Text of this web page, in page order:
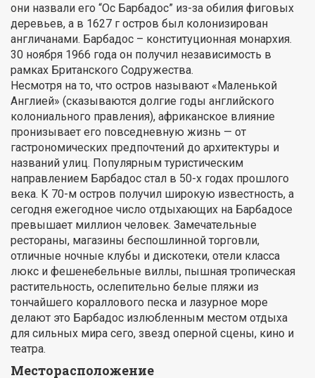
они назвали его “Ос Барбадос” из-за обилия фиговых
деревьев, а в 1627 г остров был колонизирован
англичанами. Барбадос – конституционная монархия.
30 ноября 1966 года он получил независимость в
рамках Британского Содружества.
Несмотря на то, что остров называют «Маленькой
Англией» (сказываются долгие годы английского
колониального правления), африканское влияние
пронизывает его повседневную жизнь — от
гастрономических предпочтений до архитектуры и
названий улиц. Популярным туристическим
направлением Барбадос стал в 50-х годах прошлого
века. К 70-м остров получил широкую известность, а
сегодня ежегодное число отдыхающих на Барбадосе
превышает миллион человек. Замечательные
рестораны, магазины беспошлинной торговли,
отличные ночные клубы и дискотеки, отели класса
люкс и фешенебельные виллы, пышная тропическая
растительность, ослепительно белые пляжи из
тончайшего кораллового песка и лазурное море
делают это Барбадос излюбленным местом отдыха
для сильных мира сего, звезд оперной сцены, кино и
театра.
Месторасположение